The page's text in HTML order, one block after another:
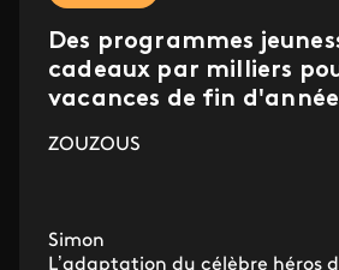
Des programmes
cadeaux par milliers
vacances de fin d'année
ZOUZOUS
Simon
L’adaptation du célèbre héros